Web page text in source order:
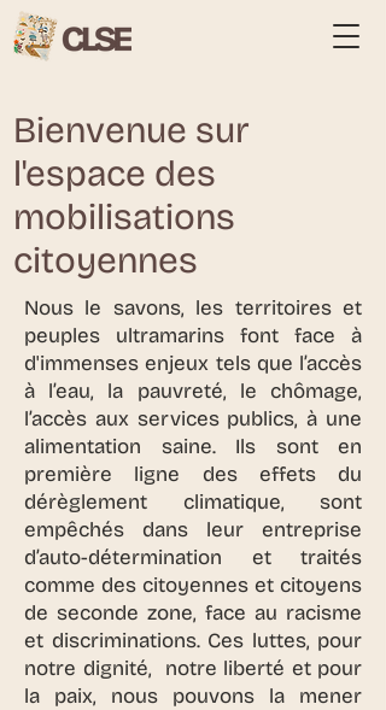
Bienvenue sur
l'espace des
mobilisations
citoyennes
Nous le savons, les territoires et
peuples ultramarins font face à
d'immenses enjeux tels que l’accès
à l’eau, la pauvreté, le chômage,
l’accès aux services publics, à une
alimentation saine. Ils sont en
première ligne des effets du
dérèglement climatique, sont
empêchés dans leur entreprise
d’auto-détermination et traités
comme des citoyennes et citoyens
de seconde zone, face au racisme
et discriminations. Ces luttes, pour
notre dignité, notre liberté et pour
la paix, nous pouvons la mener